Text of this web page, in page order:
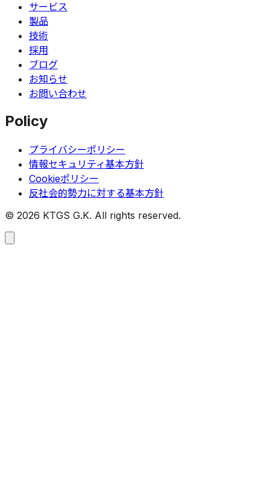
サービス
製品
技術
採用
ブログ
お知らせ
お問い合わせ
Policy
プライバシーポリシー
情報セキュリティ基本方針
Cookieポリシー
反社会的勢力に対する基本方針
© 2026 KTGS G.K. All rights reserved.